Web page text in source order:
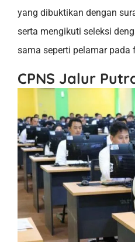
yang dibuktikan dengan
serta mengikuti seleksi
sama seperti pelamar pada
CPNS Jalur